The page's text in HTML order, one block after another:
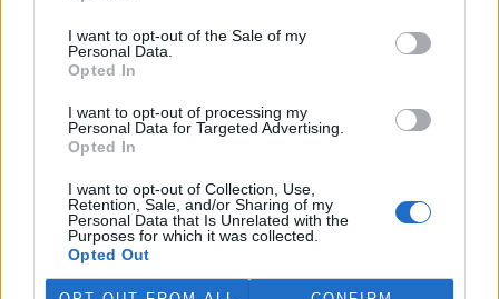
I want to opt-out of the Sale of my
Personal Data.
Opted In
I want to opt-out of processing my
Personal Data for Targeted Advertising.
Opted In
I want to opt-out of Collection, Use,
Retention, Sale, and/or Sharing of my
Personal Data that Is Unrelated with the
Purposes for which it was collected.
Opted Out
tisknout poslat